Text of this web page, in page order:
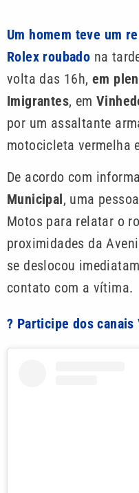
Um homem teve um
Rolex roubado na
volta das 16h,em
Imigrantes, em
por um assaltante
motocicleta vermelha
De acordo com
Municipal, uma
Motos para relatar o
proximidades da
se deslocou
contato com a vítima.
? Participe dos canais